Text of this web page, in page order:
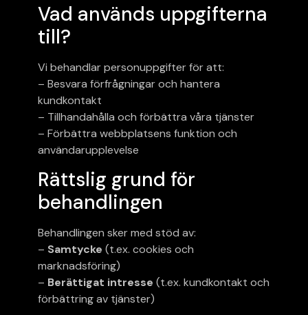
Vad används uppgifterna
till?
Vi behandlar personuppgifter för att:
– Besvara förfrågningar och hantera
kundkontakt
– Tillhandahålla och förbättra våra tjänster
– Förbättra webbplatsens funktion och
användarupplevelse
Rättslig grund för
behandlingen
Behandlingen sker med stöd av:
– Samtycke (t.ex. cookies och
marknadsföring)
– Berättigat intresse (t.ex. kundkontakt och
förbättring av tjänster)